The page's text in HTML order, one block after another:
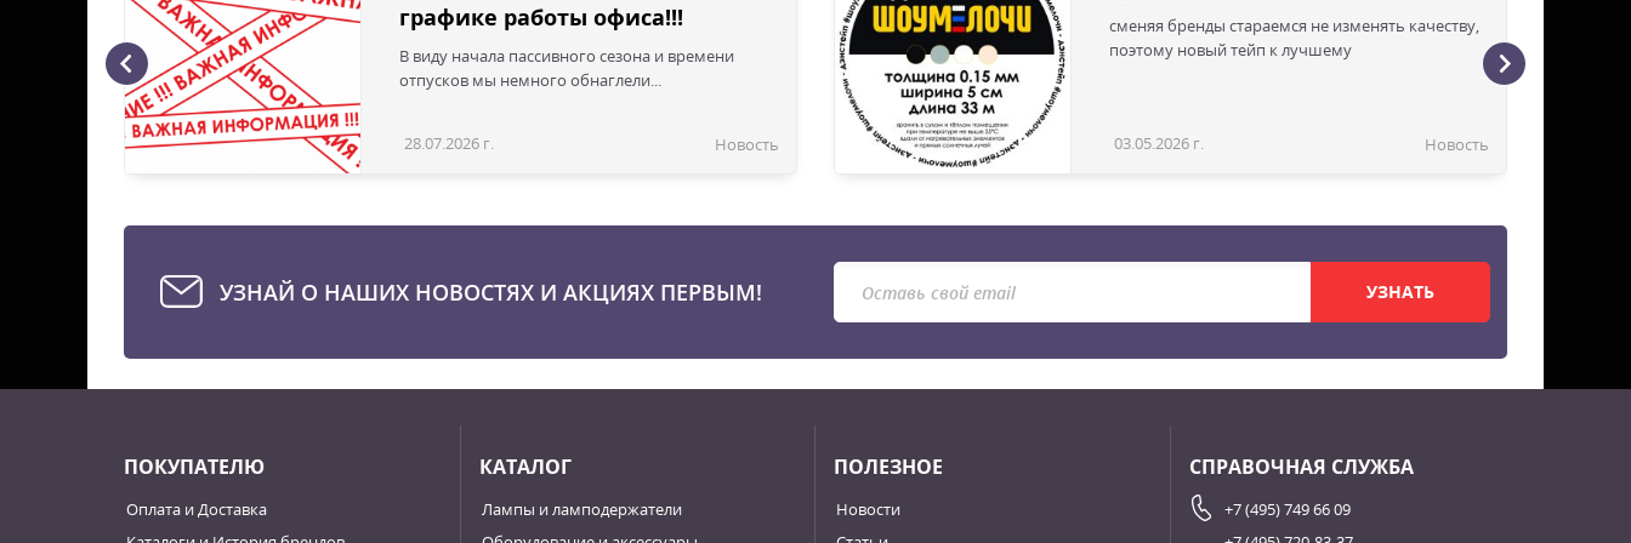
графике работы офиса!!!
В виду начала пассивного сезона и времени
отпусков мы немного обнаглели...
28.07.2026 г. Новость
сменяя бренды стараемся не изменять качеству,
поэтому новый тейп к лучшему
03.05.2026 г. Новость
УЗНАЙ О НАШИХ НОВОСТЯХ И АКЦИЯХ ПЕРВЫМ! УЗНАТЬ
ПОКУПАТЕЛЮ
Оплата и Доставка
КАТАЛОГ
Лампы и ламподержатели
ПОЛЕЗНОЕ
Новости
СПРАВОЧНАЯ СЛУЖБА
+7 (495) 749 66 09